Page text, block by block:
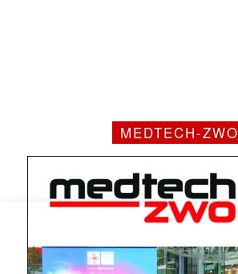
MEDTECH-ZWO